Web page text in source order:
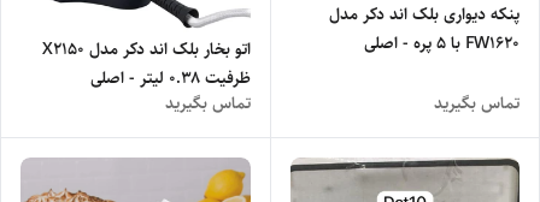
پنکه دیواری بلک اند دکر مدل
FW1620 با ۵ پره - اصلی
تماس بگیرید
اتو بخار بلک اند دکر مدل X2150
ظرفیت ۰.۳۸ لیتر - اصلی
تماس بگیرید